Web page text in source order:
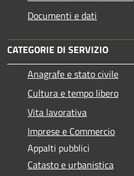
Documenti e dati
CATEGORIE DI SERVIZIO
Anagrafe e stato civile
Cultura e tempo libero
Vita lavorativa
Imprese e Commercio
Appalti pubblici
Catasto e urbanistica